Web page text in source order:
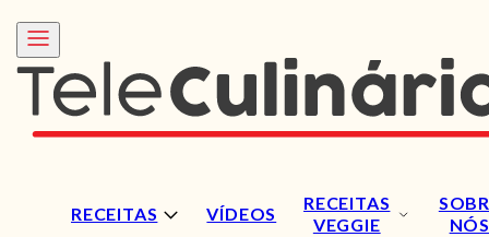
RECEITAS VÍDEOS
RECEITAS
VEGGIE
NÓS